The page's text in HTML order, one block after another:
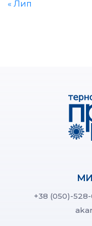
« Лип
МИ
+38 (050)-528-